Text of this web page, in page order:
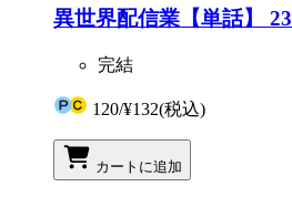
異世界配信業【単話】 23
完結
120/¥132(税込)
カートに追加